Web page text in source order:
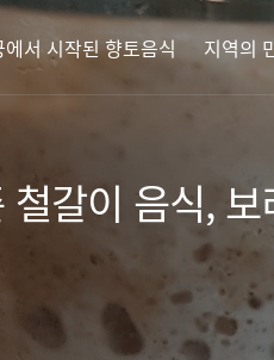
에서 시작된 향토음식 지역의
갈이 음식, 보